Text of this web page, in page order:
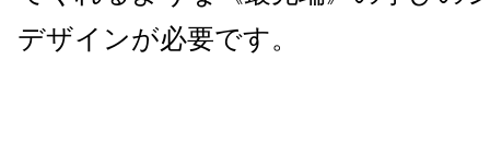
デザインが必要です。